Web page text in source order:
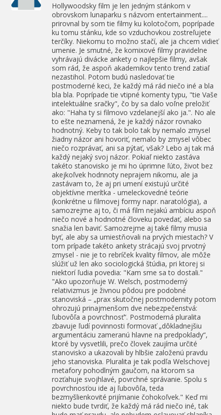
Hollywoodsky film je len jedným stánkom v
obrovskom lunaparku s názvom entertainment....
prirovnal by som tie filmy ku kolotočom, poprípade
ku tomu stánku, kde so vzduchovkou zostreľujete
terčíky. Niekomu to možno stačí, ale ja chcem vidieť
umenie. Je smutné, že komixové filmy pravidelne
vyhrávajú divácke ankety o najlepšie filmy, avšak
som rád, že aspoň akademikov tento trend zatiaľ
nezastihol. Potom budú nasledovať tie
postmoderné keci, že každý má rád niečo iné a bla
bla bla. Poprípade tie vtipné komenty typu, "tie Vaše
intelektuálne sračky", čo by sa dalo voľne preložiť
ako: "Haha ty si filmovo vzdelanejší ako ja.". No ale
to ešte neznamená, že je každý názor rovnako
hodnotný. Keby to tak bolo tak by nemalo zmysel
žiadny názor ani hovoriť, nemalo by zmysel vôbec
niečo rozprávať, ani sa pýtať, však? Lebo aj tak má
každý nejaký svoj názor. Pokiaľ niekto zastáva
takéto stanovisko je mi ho úprimne ľúto, život bez
akejkoľvek hodnnoty neprajem nikomu, ale ja
zastávam to, že aj pri umení existujú určité
objektívne merítka - umeleckovedné teórie
(konkrétne u filmovej formy napr. naratológia), a
samozrejme aj to, či má film nejakú ambíciu aspoň
niečo nové a hodnotné človeku povedať, alebo sa
snažia len baviť. Samozrejme aj také filmy musia
byť, ale aby sa umiestňovali na prvých miestach? V
tom prípade takéto ankety strácajú svoj prvotný
zmysel - nie je to rebríček kvality filmov, ale môže
slúžiť už len ako sociologická štúdia, pri ktorej si
niektorí ľudia povedia: "Kam sme sa to dostali."
"Ako upozorňuje W. Welsch, postmoderný
relativizmus je živnou pôdou pre podobné
stanoviská – „prax skutočnej postmodernity potom
ohrozujú prinajmenšom dve nebezpečenstvá:
ľubovôľa a povrchnosť“. Postmoderná pluralita
zbavuje ľudí povinnosti formovať „dôkladnejšiu
argumentáciu zameranú hlavne na predpoklady“,
ktoré by vysvetlili, prečo človek zaujíma určité
stanovisko a ukazovali by hlbšie založenú pravdu
jeho stanoviska. Pluralita je tak podľa Welschovej
metafory pohodlným gaučom, na ktorom sa
rozťahuje svojhlavé, povrchné správanie. Spolu s
povrchnosťou ide aj ľubovôľa, teda
bezmyšlienkovité prijímanie čohokoľvek." Keď mi
niekto bude tvrdiť, že každý má rád niečo iné, tak